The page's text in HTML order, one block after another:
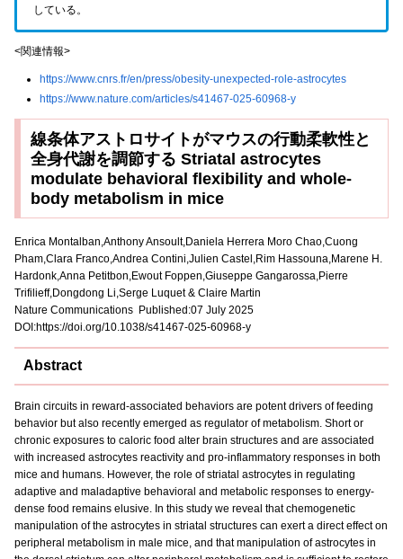
している。
<関連情報>
https://www.cnrs.fr/en/press/obesity-unexpected-role-astrocytes
https://www.nature.com/articles/s41467-025-60968-y
線条体アストロサイトがマウスの行動柔軟性と
全身代謝を調節する Striatal astrocytes
modulate behavioral flexibility and whole-
body metabolism in mice
Enrica Montalban,Anthony Ansoult,Daniela Herrera Moro Chao,Cuong
Pham,Clara Franco,Andrea Contini,Julien Castel,Rim Hassouna,Marene H.
Hardonk,Anna Petitbon,Ewout Foppen,Giuseppe Gangarossa,Pierre
Trifilieff,Dongdong Li,Serge Luquet & Claire Martin
Nature Communications Published:07 July 2025
DOI:https://doi.org/10.1038/s41467-025-60968-y
Abstract
Brain circuits in reward-associated behaviors are potent drivers of feeding
behavior but also recently emerged as regulator of metabolism. Short or
chronic exposures to caloric food alter brain structures and are associated
with increased astrocytes reactivity and pro-inflammatory responses in both
mice and humans. However, the role of striatal astrocytes in regulating
adaptive and maladaptive behavioral and metabolic responses to energy-
dense food remains elusive. In this study we reveal that chemogenetic
manipulation of the astrocytes in striatal structures can exert a direct effect on
peripheral metabolism in male mice, and that manipulation of astrocytes in